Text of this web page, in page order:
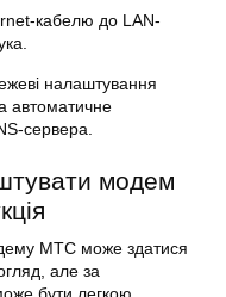
кабелю до LAN-
налаштування
автоматичне
сервера.
модем
МТС може здатися
але за